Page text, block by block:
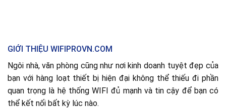
GIỚI THIỆU WIFIPROVN.COM
Ngôi nhà, văn phòng cũng như nơi kinh doanh tuyệt đẹp của
bạn với hàng loạt thiết bị hiện đại không thể thiếu đi phần
quan trọng là hệ thống WIFI đủ mạnh và tin cậy để bạn có
thể kết nối bất kỳ lúc nào.